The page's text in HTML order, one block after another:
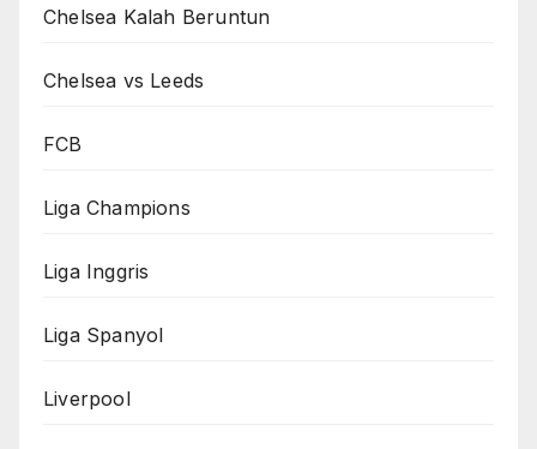
Chelsea Kalah Beruntun
Chelsea vs Leeds
FCB
Liga Champions
Liga Inggris
Liga Spanyol
Liverpool